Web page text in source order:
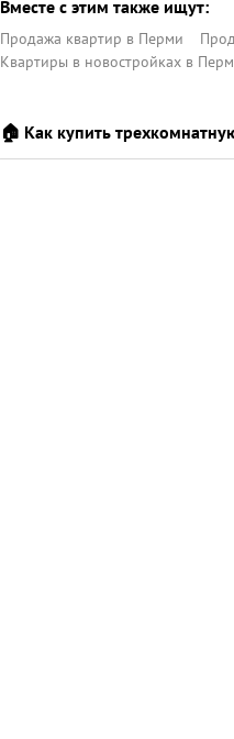
Вместе с этим также ищут:
Продажа квартир в Перми
Квартиры в новостройках в
🏠 Как купить